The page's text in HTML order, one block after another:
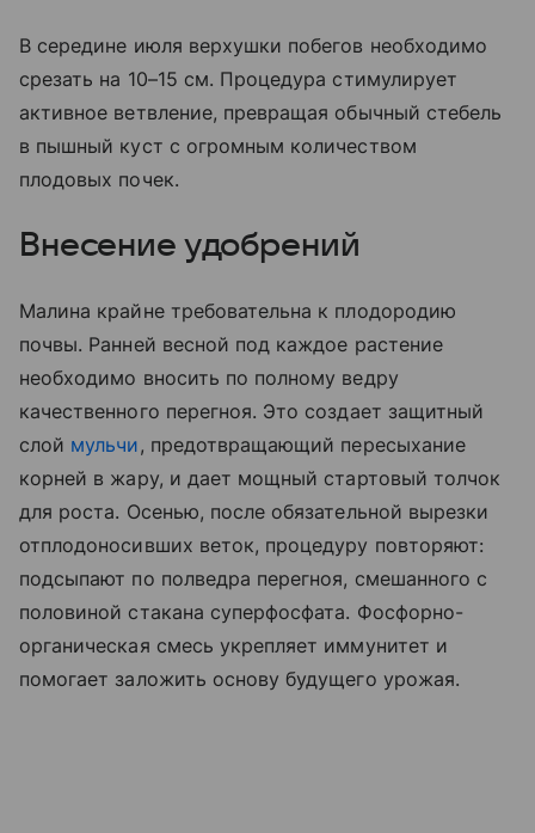
В середине июля верхушки побегов необходимо
срезать на 10–15 см. Процедура стимулирует
активное ветвление, превращая обычный стебель
в пышный куст с огромным количеством
плодовых почек.
Внесение удобрений
Малина крайне требовательна к плодородию
почвы. Ранней весной под каждое растение
необходимо вносить по полному ведру
качественного перегноя. Это создает защитный
слой мульчи, предотвращающий пересыхание
корней в жару, и дает мощный стартовый толчок
для роста. Осенью, после обязательной вырезки
отплодоносивших веток, процедуру повторяют:
подсыпают по полведра перегноя, смешанного с
половиной стакана суперфосфата. Фосфорно-
органическая смесь укрепляет иммунитет и
помогает заложить основу будущего урожая.